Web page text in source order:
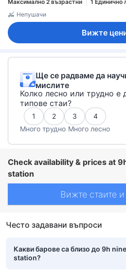
Максимално 2 възрастни
1 Единично
Непушачи
Вижте
Ще се радваме да
мислите
Колко лесно или трудно е
типове стаи?
1 2 3
4
Много трудно Много лесно
Check availability & prices at
station
Вижте стаите
Често задавани въпроси
Какви барове са близо до 9h
station?